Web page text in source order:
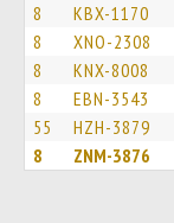
8 KBX-1170
8 XNO-2308
8 KNX-8008
8 EBN-3543
55 HZH-3879
8 ZNM-3876